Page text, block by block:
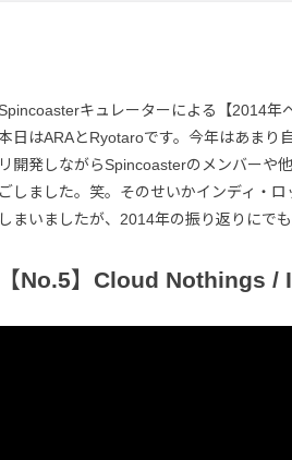
Spincoasterキュレーターによる【2014年
日はARAとRyotaroです。今年はあまり
リ開発しながらSpincoasterのメンバーや
ごしました。笑。そのせいかインディ・
しまいましたが、2014年の振り返りにでも
【No.5】Cloud Nothings /